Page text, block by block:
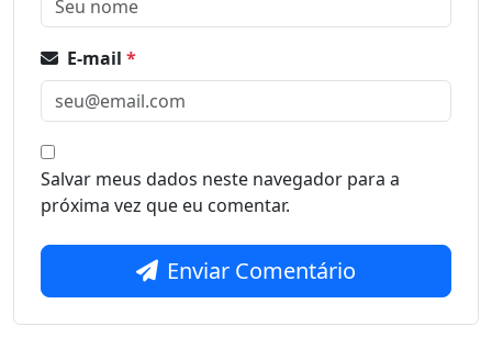
E-mail *
Salvar meus dados neste navegador para a
próxima vez que eu comentar.
Enviar Comentário